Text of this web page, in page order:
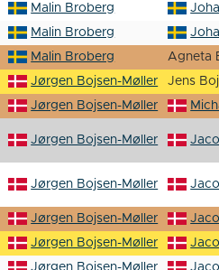
Malin Broberg
Malin Broberg
Malin Broberg
Agneta
Jørgen Bojsen-Møller
Jens
Jørgen Bojsen-Møller
Jørgen Bojsen-Møller
Jørgen Bojsen-Møller
Jørgen Bojsen-Møller
Jørgen Bojsen-Møller